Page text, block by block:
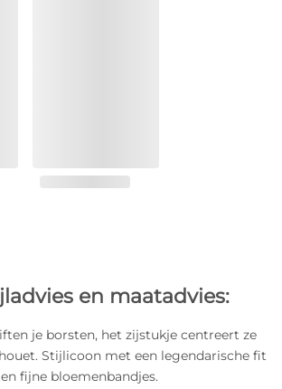
en maatadvies:
je borsten, het zijstukje centreert ze
Stijlicoon met een legendarische fit
en fijne bloemenbandjes.